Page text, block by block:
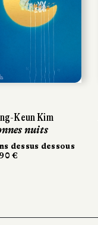
Keun Kim
nuits
dessus dessous
€